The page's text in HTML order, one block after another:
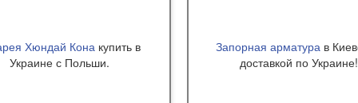
Хюндай Кона купить в
Украине с Польши.
Запорная арматура в
доставкой по Украине!